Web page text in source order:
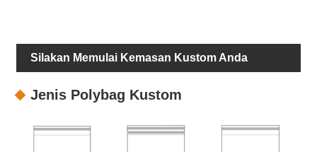
Silakan Memulai Kemasan Kustom Anda
Jenis Polybag Kustom